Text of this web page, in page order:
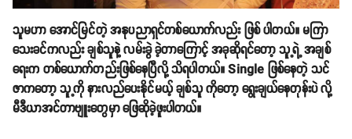
သူမဟာ အောင်မြင်တဲ့ အနုပညာရှင်တစ်ယောက်လည်း ဖြစ် ပါတယ်။ မကြာ
သေးခင်ကလည်း ချစ်သူနဲ့ လမ်းခွဲ ခဲ့တာကြောင့် အခုဆိုရင်တော့ သူ့ရဲ့ အချစ်
ရေးက တစ်ယောက်တည်းဖြစ်နေပြီလို့ သိရပါတယ်။ Single ဖြစ်နေတဲ့ သင်
ဇာကတော့ သူ့ကို နားလည်ပေးနိုင်မယ့် ချစ်သူ ကိုတော့ ရွေးချယ်နေတုန်းပဲ လို့
မီဒီယာအင်တာဗျူးတွေမှာ ဖြေဆိုခဲ့ဖူးပါတယ်။